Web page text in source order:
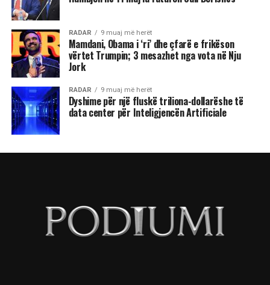
RADAR 9 muaj më herët
Mamdani, Obama i ‘ri’ dhe çfarë e frikëson
vërtet Trumpin; 3 mesazhet nga vota në Nju
Jork
RADAR 9 muaj më herët
Dyshime për një fluskë triliona-dollarëshe të
data center për Inteligjencën Artificiale